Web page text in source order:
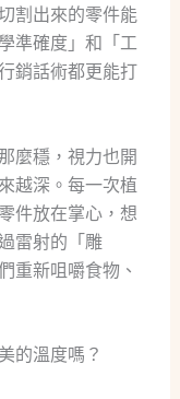
割出來的零件能
準確度」和「工
銷話術都更能打
麼穩，視力也開
越深。每一次植
件放在掌心，想
雷射的「雕
重新咀嚼食物、
的溫度嗎？